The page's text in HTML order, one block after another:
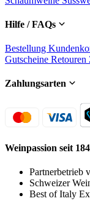
Hilfe / FAQs
Bestellung
Gutscheine Retouren
Zahlungsarten
Weinpassion seit
Partnerbetrieb
Schweizer
Best of Italy